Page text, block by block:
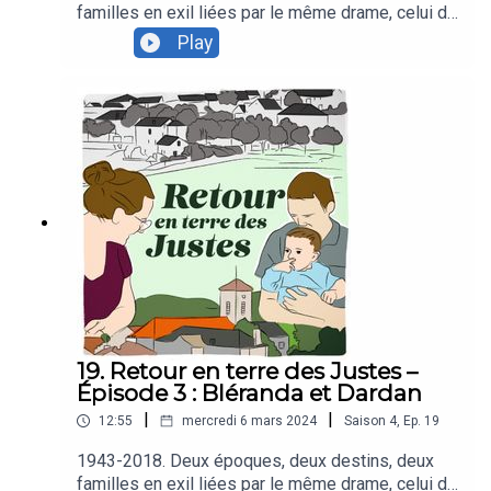
familles en exil liées par le même drame, celui de
la perte d’un enfant. L'une juive, cachée en 1943
pour échapper aux rafles, l'autre réfugiée
par les habitants d’un même territoire. Loin d’être
une simple coïncidence, cette solidarité est le
fruit d’un héritage, celui des Justes.Dans ce
quatrième épisode nous rencontrons Jeanne. Elle
a accueilli Bléranda, Dardan et leur fille chez elle,
durant 4 ans. Elle revient sur sa rencontre avec la
famille kosovare et explique la manière dont
Saint-Agrève se mobilise pour aider ceux qui en
ont besoin.
Play
19. Retour en terre des Justes –
Épisode 3 : Bléranda et Dardan
12:55 mercredi 6 mars 2024 Saison 4, Ep. 19
1943-2018. Deux époques, deux destins, deux
familles en exil liées par le même drame, celui de